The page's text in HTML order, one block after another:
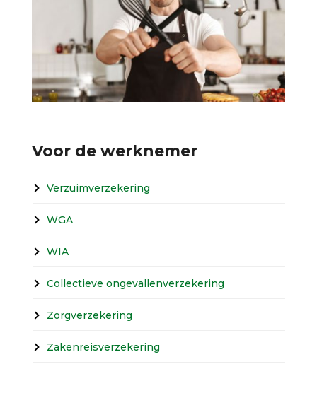
Voor de werknemer
Verzuimverzekering
WGA
WIA
Collectieve ongevallenverzekering
Zorgverzekering
Zakenreisverzekering